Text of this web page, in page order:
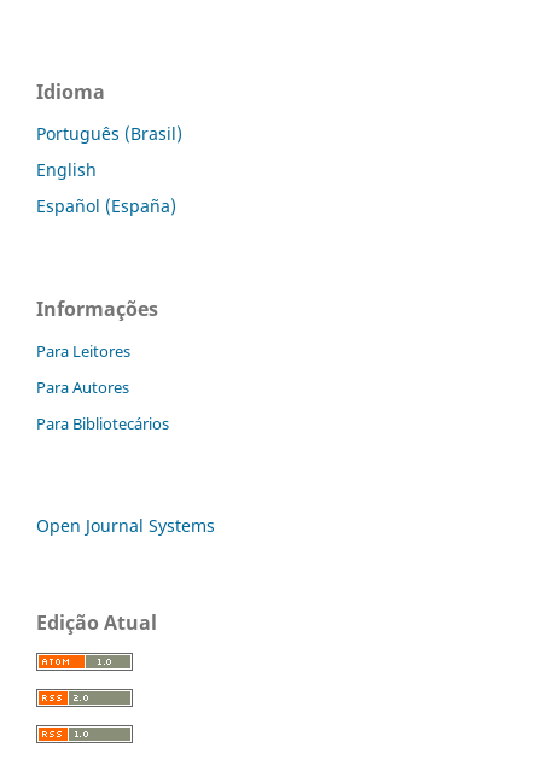
Idioma
Português (Brasil)
English
Español (España)
Informações
Para Leitores
Para Autores
Para Bibliotecários
Open Journal Systems
Edição Atual